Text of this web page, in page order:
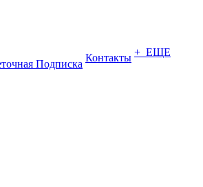
Подписка
Контакты + ЕЩЕ